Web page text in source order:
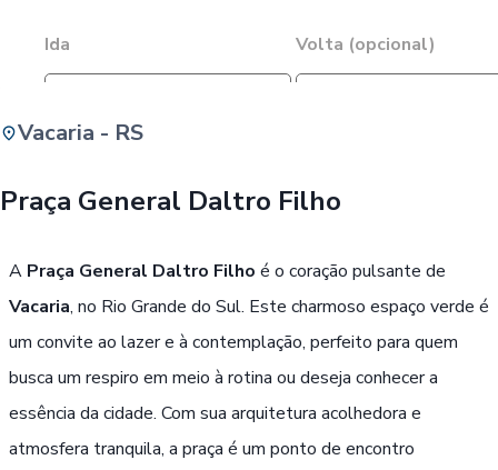
Ida Volta (opcional)
Vacaria - RS
Praça General Daltro Filho
A Praça General Daltro Filho é o coração pulsante de
Vacaria, no Rio Grande do Sul. Este charmoso espaço verde é
um convite ao lazer e à contemplação, perfeito para quem
busca um respiro em meio à rotina ou deseja conhecer a
essência da cidade. Com sua arquitetura acolhedora e
atmosfera tranquila, a praça é um ponto de encontro